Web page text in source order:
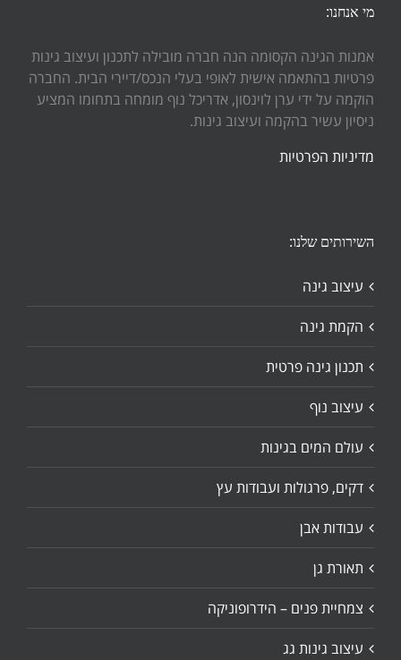
מי אנחנו:
אמנות הגינה הקסומה הנה חברה מובילה לתכנון ועיצוב גינות
פרטיות בהתאמה אישית לאופי בעלי הנכס/דיירי הבית. החברה
הוקמה על ידי ערן לוינסון, אדריכל נוף מומחה בתחומו המציע
ניסיון עשיר בהקמה ועיצוב גינות.
מדיניות הפרטיות
השירותים שלנו:
עיצוב גינה
הקמת גינה
תכנון גינה פרטית
עיצוב נוף
עולם המים בגינות
דקים, פרגולות ועבודות עץ
עבודות אבן
תאורת גן
צמחיית פנים – הידרופוניקה
עיצוב גינות גג